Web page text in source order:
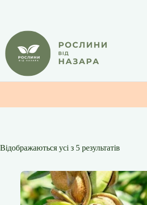
Відображаються усі з 5 результатів